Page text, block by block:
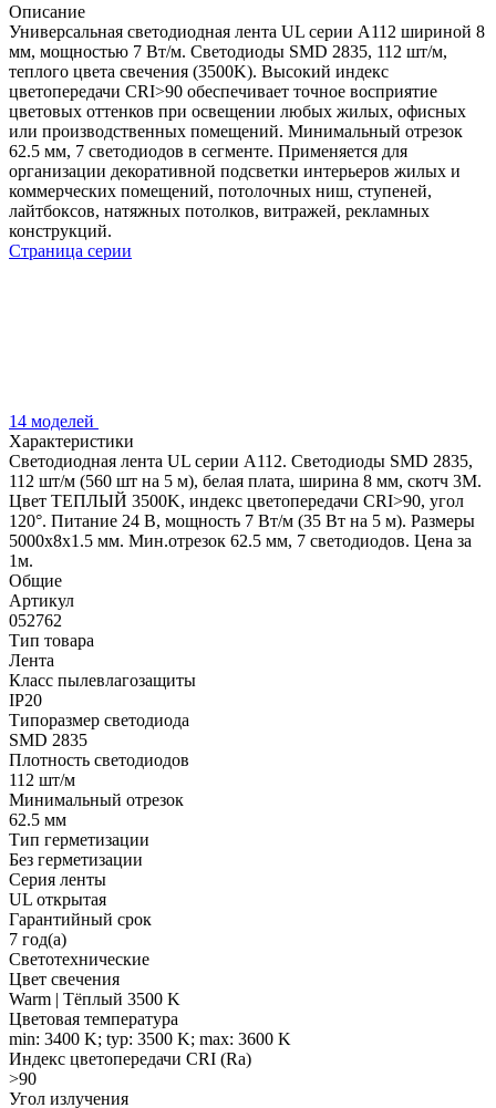
Описание
Универсальная светодиодная лента UL серии A112 шириной 8
мм, мощностью 7 Вт/м. Светодиоды SMD 2835, 112 шт/м,
теплого цвета свечения (3500K). Высокий индекс
цветопередачи CRI>90 обеспечивает точное восприятие
цветовых оттенков при освещении любых жилых, офисных
или производственных помещений. Минимальный отрезок
62.5 мм, 7 светодиодов в сегменте. Применяется для
организации декоративной подсветки интерьеров жилых и
коммерческих помещений, потолочных ниш, ступеней,
лайтбоксов, натяжных потолков, витражей, рекламных
конструкций.
Страница серии
14 моделей
Характеристики
Светодиодная лента UL серии A112. Светодиоды SMD 2835,
112 шт/м (560 шт на 5 м), белая плата, ширина 8 мм, скотч 3M.
Цвет ТЕПЛЫЙ 3500K, индекс цветопередачи CRI>90, угол
120°. Питание 24 В, мощность 7 Вт/м (35 Вт на 5 м). Размеры
5000x8x1.5 мм. Мин.отрезок 62.5 мм, 7 светодиодов. Цена за
1м.
Общие
Артикул
052762
Тип товара
Лента
Класс пылевлагозащиты
IP20
Типоразмер светодиода
SMD 2835
Плотность светодиодов
112 шт/м
Минимальный отрезок
62.5 мм
Тип герметизации
Без герметизации
Серия ленты
UL открытая
Гарантийный срок
7 год(а)
Светотехнические
Цвет свечения
Warm | Тёплый 3500 K
Цветовая температура
min: 3400 K; typ: 3500 K; max: 3600 K
Индекс цветопередачи CRI (Ra)
>90
Угол излучения